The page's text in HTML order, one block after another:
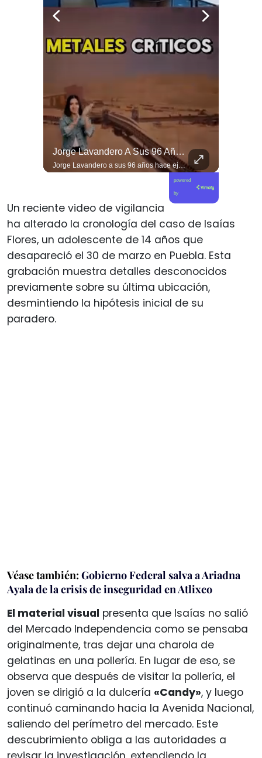
Jorge Lavandero A Sus 96 Años Hace Ejercicio De Memoria Que Debería Ser Enseñado En Todas Las Escuelas De #chile Para Frenar El Saqueo.
Jorge Lavandero a sus 96 años hace ejercicio de memoria que debería ser enseñado en todas las escuelas de #chile para frenar el saqueo. #cobre #cooper
powered
by
Un reciente video de vigilancia
ha alterado la cronología del caso de Isaías
Flores, un adolescente de 14 años que
desapareció el 30 de marzo en Puebla. Esta
grabación muestra detalles desconocidos
previamente sobre su última ubicación,
desmintiendo la hipótesis inicial de su
paradero.
Véase también: Gobierno Federal salva a Ariadna
Ayala de la crisis de inseguridad en Atlixco
El material visual presenta que Isaías no salió
del Mercado Independencia como se pensaba
originalmente, tras dejar una charola de
gelatinas en una pollería. En lugar de eso, se
observa que después de visitar la pollería, el
joven se dirigió a la dulcería «Candy», y luego
continuó caminando hacia la Avenida Nacional,
saliendo del perímetro del mercado. Este
descubrimiento obliga a las autoridades a